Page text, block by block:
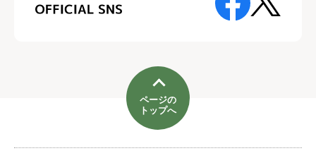
ページの
トップへ